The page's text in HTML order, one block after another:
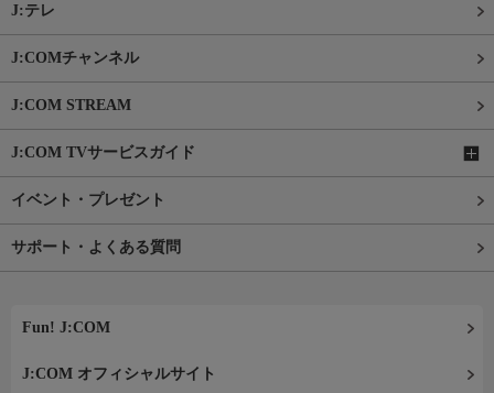
J:テレ
J:COMチャンネル
J:COM STREAM
J:COM TVサービスガイド
イベント・プレゼント
サポート・よくある質問
Fun! J:COM
J:COM オフィシャルサイト